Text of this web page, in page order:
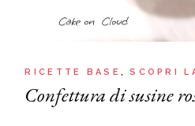
RICETTE BASE SCOPRI
Confettura di susine